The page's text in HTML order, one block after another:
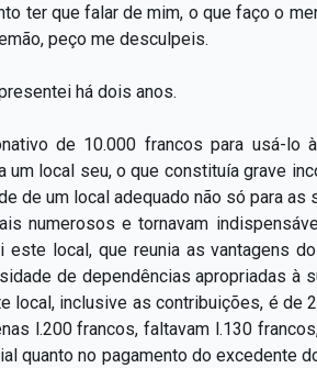
ter que falar de mim, o que faço o
peço me desculpeis.
há dois anos.
de 10.000 francos para usá-lo
local seu, o que constituía grave
de um local adequado não só para as
numerosos e tornavam
este local, que reunia as vantagens
de dependências apropriadas à
local, inclusive as contribuições, é de
l.200 francos, faltavam l.130
quanto no pagamento do excedente